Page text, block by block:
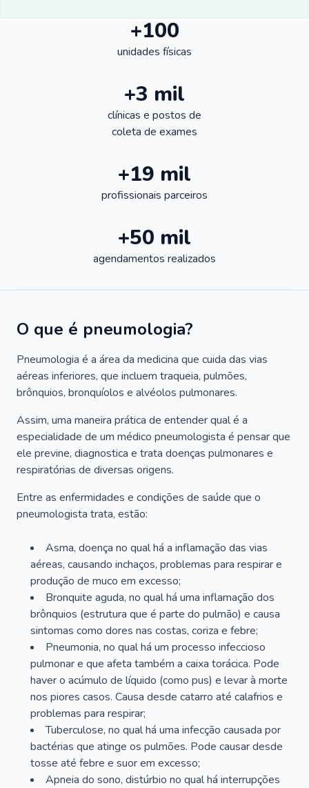
+100
unidades físicas
+3 mil
clínicas e postos de
coleta de exames
+19 mil
profissionais parceiros
+50 mil
agendamentos realizados
O que é pneumologia?
Pneumologia é a área da medicina que cuida das vias
aéreas inferiores, que incluem traqueia, pulmões,
brônquios, bronquíolos e alvéolos pulmonares.
Assim, uma maneira prática de entender qual é a
especialidade de um médico pneumologista é pensar que
ele previne, diagnostica e trata doenças pulmonares e
respiratórias de diversas origens.
Entre as enfermidades e condições de saúde que o
pneumologista trata, estão:
Asma, doença no qual há a inflamação das vias
aéreas, causando inchaços, problemas para respirar e
produção de muco em excesso;
Bronquite aguda, no qual há uma inflamação dos
brônquios (estrutura que é parte do pulmão) e causa
sintomas como dores nas costas, coriza e febre;
Pneumonia, no qual há um processo infeccioso
pulmonar e que afeta também a caixa torácica. Pode
haver o acúmulo de líquido (como pus) e levar à morte
nos piores casos. Causa desde catarro até calafrios e
problemas para respirar;
Tuberculose, no qual há uma infecção causada por
bactérias que atinge os pulmões. Pode causar desde
tosse até febre e suor em excesso;
Apneia do sono, distúrbio no qual há interrupções